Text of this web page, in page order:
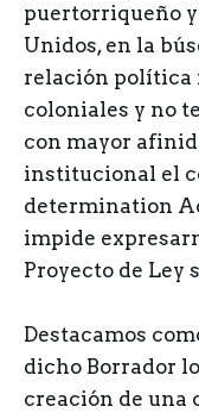
puertorriqueño y
Unidos, en la
relación política
coloniales y no
con mayor
institucional el
determination
impide
Proyecto de Ley
Destacamos
dicho Borrador
creación de una